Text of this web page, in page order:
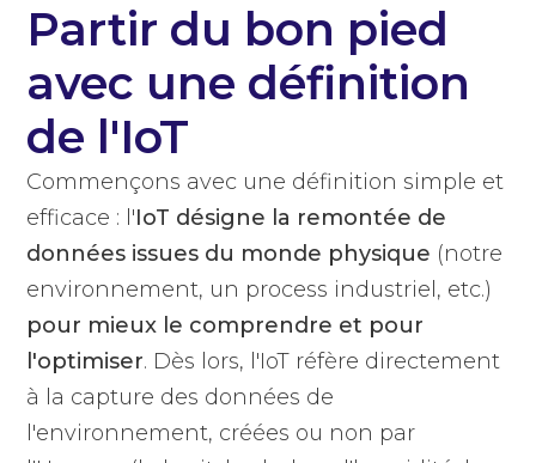
Partir du bon pied
avec une définition
de l'IoT
Commençons avec une définition simple et
efficace : l'IoT désigne la remontée de
données issues du monde physique (notre
environnement, un process industriel, etc.)
pour mieux le comprendre et pour
l'optimiser. Dès lors, l'IoT réfère directement
à la capture des données de
l'environnement, créées ou non par